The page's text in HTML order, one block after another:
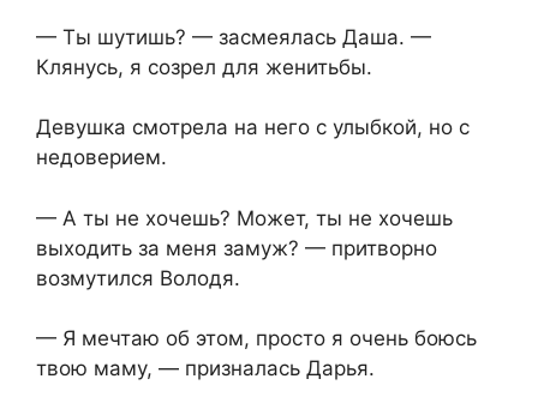
— Ты шутишь? — засмеялась Даша. —
Клянусь, я созрел для женитьбы.
Девушка смотрела на него с улыбкой, но с
недоверием.
— А ты не хочешь? Может, ты не хочешь
выходить за меня замуж? — притворно
возмутился Володя.
— Я мечтаю об этом, просто я очень боюсь
твою маму, — призналась Дарья.